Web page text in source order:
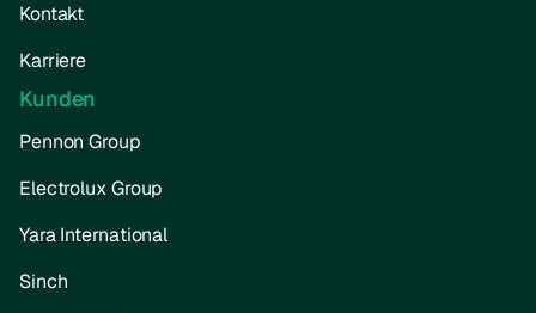
Kontakt
Karriere
Kunden
Pennon Group
Electrolux Group
Yara International
Sinch